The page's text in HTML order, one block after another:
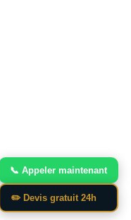
📞 Appeler maintenant
✏️ Devis gratuit 24h